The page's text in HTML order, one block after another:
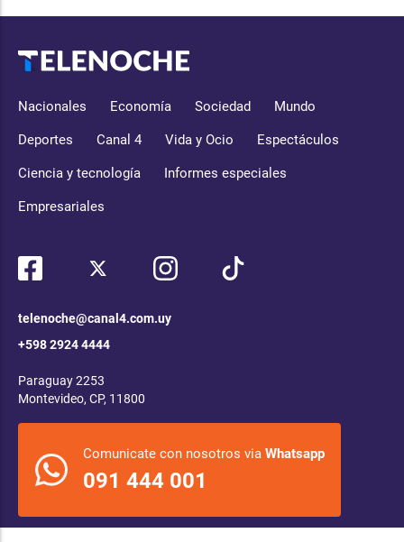
Nacionales Economía Sociedad Mundo
Deportes Canal 4 Vida y Ocio Espectáculos
Ciencia y tecnología Informes especiales
Empresariales
telenoche@canal4.com.uy
+598 2924 4444
Paraguay 2253
Montevideo, CP, 11800
Comunicate con nosotros via Whatsapp
091 444 001